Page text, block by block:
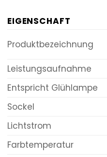
EIGENSCHAFT
Produktbezeichnung
Leistungsaufnahme
Entspricht Glühlampe
Sockel
Lichtstrom
Farbtemperatur